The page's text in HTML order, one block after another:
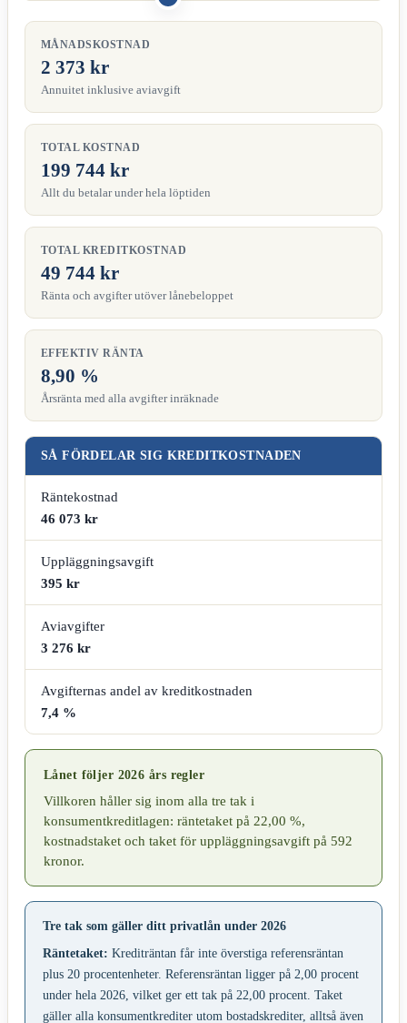
MÅNADSKOSTNAD
2 373 kr
Annuitet inklusive aviavgift
TOTAL KOSTNAD
199 744 kr
Allt du betalar under hela löptiden
TOTAL KREDITKOSTNAD
49 744 kr
Ränta och avgifter utöver lånebeloppet
EFFEKTIV RÄNTA
8,90 %
Årsränta med alla avgifter inräknade
SÅ FÖRDELAR SIG KREDITKOSTNADEN
Räntekostnad
46 073 kr
Uppläggningsavgift
395 kr
Aviavgifter
3 276 kr
Avgifternas andel av kreditkostnaden
7,4 %
Lånet följer 2026 års regler
Villkoren håller sig inom alla tre tak i
konsumentkreditlagen: räntetaket på 22,00 %,
kostnadstaket och taket för uppläggningsavgift på 592
kronor.
Tre tak som gäller ditt privatlån under 2026
Räntetaket: Krediträntan får inte överstiga referensräntan
plus 20 procentenheter. Referensräntan ligger på 2,00 procent
under hela 2026, vilket ger ett tak på 22,00 procent. Taket
gäller alla konsumentkrediter utom bostadskrediter, alltså även